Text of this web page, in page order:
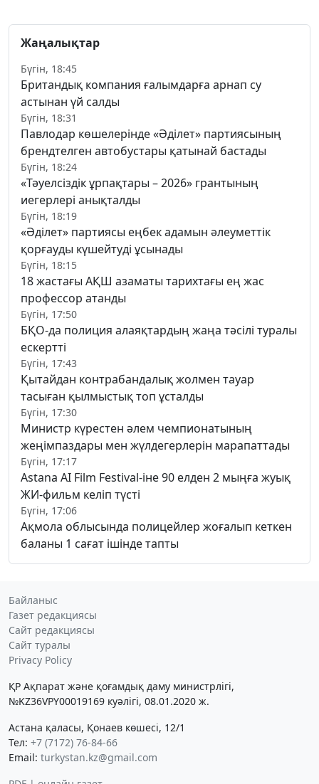
Жаңалықтар
Бүгін, 18:45
Британдық компания ғалымдарға арнап су
астынан үй салды
Бүгін, 18:31
Павлодар көшелерінде «Әділет» партиясының
брендтелген автобустары қатынай бастады
Бүгін, 18:24
«Тәуелсіздік ұрпақтары – 2026» грантының
иегерлері анықталды
Бүгін, 18:19
«Әділет» партиясы еңбек адамын әлеуметтік
қорғауды күшейтуді ұсынады
Бүгін, 18:15
18 жастағы АҚШ азаматы тарихтағы ең жас
профессор атанды
Бүгін, 17:50
БҚО-да полиция алаяқтардың жаңа тәсілі туралы
ескертті
Бүгін, 17:43
Қытайдан контрабандалық жолмен тауар
тасыған қылмыстық топ ұсталды
Бүгін, 17:30
Министр күрестен әлем чемпионатының
жеңімпаздары мен жүлдегерлерін марапаттады
Бүгін, 17:17
Astana AI Film Festival-іне 90 елден 2 мыңға жуық
ЖИ-фильм келіп түсті
Бүгін, 17:06
Ақмола облысында полицейлер жоғалып кеткен
баланы 1 сағат ішінде тапты
Байланыс
Газет редакциясы
Сайт редакциясы
Сайт туралы
Privacy Policy
ҚР Ақпарат және қоғамдық даму министрлігі,
№KZ36VPY00019169 куәлігі, 08.01.2020 ж.
Астана қаласы, Қонаев көшесі, 12/1
Тел: +7 (7172) 76-84-66
Email: turkystan.kz@gmail.com